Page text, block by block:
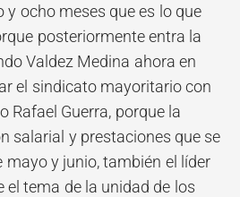
ocho meses que es lo que
posteriormente entra la
Valdez Medina ahora en
el sindicato mayoritario con
Rafael Guerra, porque la
salarial y prestaciones que se
mayo y junio, también el líder
el tema de la unidad de los